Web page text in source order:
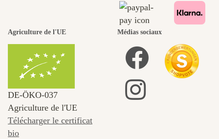
Agriculture de l'UE
DE‑ÖKO‑037
Agriculture de l'UE
Télécharger le certificat
bio
Médias sociaux